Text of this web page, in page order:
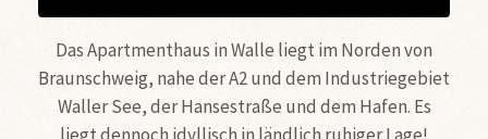
Das Apartmenthaus in Walle liegt im Norden von
Braunschweig, nahe der A2 und dem Industriegebiet
Waller See, der Hansestraße und dem Hafen. Es